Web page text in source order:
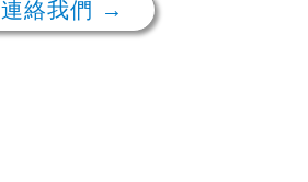
連絡我們 →